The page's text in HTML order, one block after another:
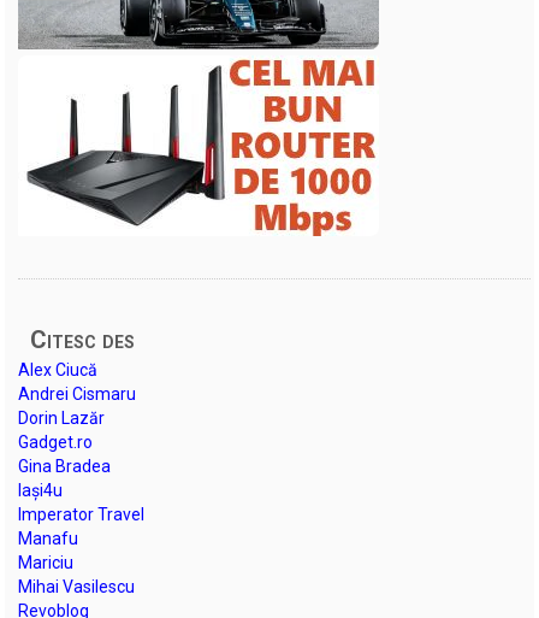
Citesc des
Alex Ciucă
Andrei Cismaru
Dorin Lazăr
Gadget.ro
Gina Bradea
Iași4u
Imperator Travel
Manafu
Mariciu
Mihai Vasilescu
Revoblog